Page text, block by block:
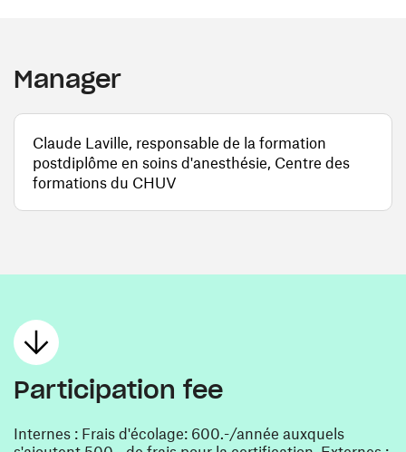
Manager
Claude Laville, responsable de la formation
postdiplôme en soins d'anesthésie, Centre des
formations du CHUV
Participation fee
Internes : Frais d'écolage: 600.-/année auxquels